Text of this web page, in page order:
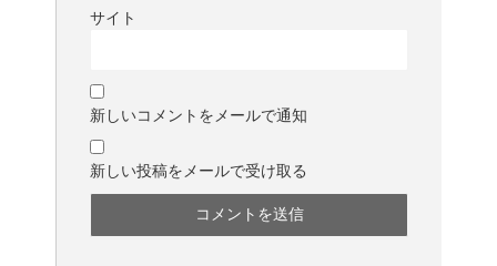
サイト
新しいコメントをメールで通知
新しい投稿をメールで受け取る